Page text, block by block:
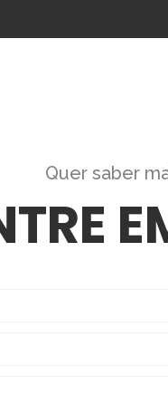
Quer saber